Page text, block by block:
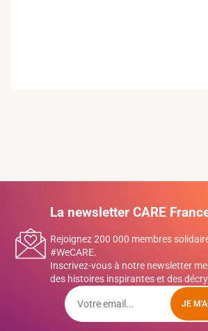
La newsletter CARE
Rejoignez 200 000 membres
#WeCARE.
Inscrivez-vous à notre newsletter
des histoires inspirantes et des
JE